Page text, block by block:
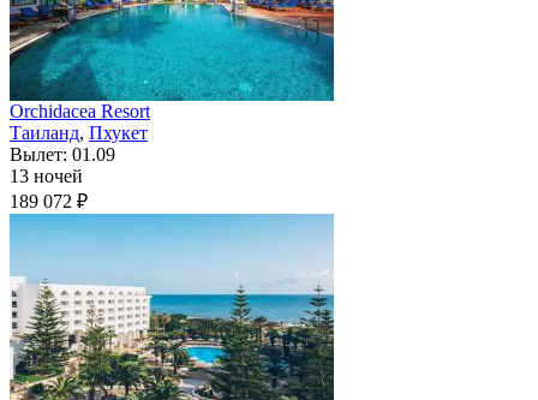
Orchidacea Resort
Таиланд, Пхукет
Вылет: 01.09
13 ночей
189 072 ₽